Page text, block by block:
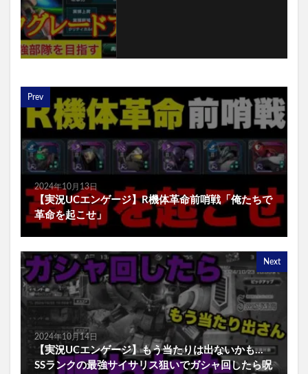
Prev
2024年10月13日
【実況UCエンゲージ】R機体革命前哨戦「俺たちで
革命を起こせ」
Next
2024年10月14日
【実況UCエンゲージ】もう当たりは出ないかも…
SSランクの最強サイサリス狙いでガシャ回したら呪